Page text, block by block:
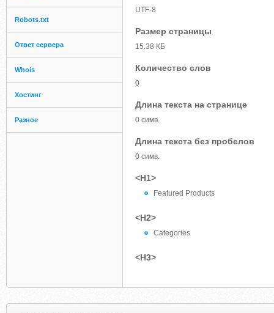
Robots.txt
Ответ сервера
Whois
Хостинг
Разное
UTF-8
Размер страницы
15.38 КБ
Количество слов
0
Длина текста на странице
0 симв.
Длина текста без пробелов
0 симв.
<H1>
Featured Products
<H2>
Categories
<H3>